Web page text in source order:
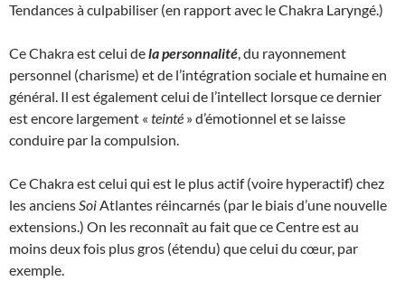
Tendances à culpabiliser (en rapport avec le Chakra Laryngé.)
Ce Chakra est celui dela personnalité, du rayonnement
personnel (charisme) et de l’intégration sociale et humaine en
général. Il est également celui de l’intellect lorsque ce dernier
est encore largement « teinté » d’émotionnel et se laisse
conduire par la compulsion.
Ce Chakra est celui qui est le plus actif (voire hyperactif) chez
les anciensSoiAtlantes réincarnés (par le biais d’une nouvelle
extensions.) On les reconnaît au fait que ce Centre est au
moins deux fois plus gros (étendu) que celui du cœur, par
exemple.